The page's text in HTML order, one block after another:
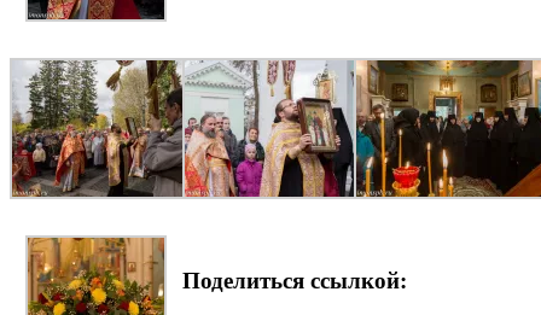
Поделиться ссылкой: